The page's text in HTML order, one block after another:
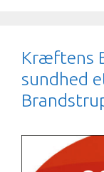
Kræftens
sundhed